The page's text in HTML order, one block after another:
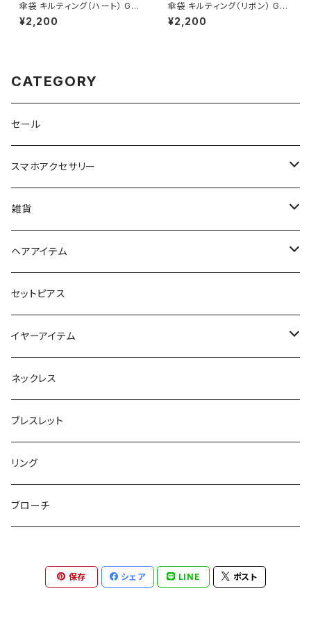
傘袋 キルティング（ハート） GP
O0404-WH（ホワイト）
¥2,200
傘袋 キルティング（リボン） GP
O0404-PU（パープル）
¥2,200
CATEGORY
セール
スマホアクセサリー
iPhoneケース
スマホリング＆グリップ
マルチショルダー
雑貨
ポーチ
マチ付きポーチ
フラットポーチ
スマートキーポーチ
チャーム / カラビナ
ウォレット / 財布
トートバッグ
パスケース
ミラー
ハンドタオル
ヘアアイテム
静電気軽減ヘアブレスレット
ポニーフック
テールクラッチ
シュシュット
キープスタイラー
ヘアピン
ヘアクリップ
セットピアス
イヤーアイテム
ステンレスピアス
ピアス
イヤリング
セットピアス
イヤーカフ
ネックレス
ブレスレット
リング
ブローチ
保存 シェア LINE ポスト